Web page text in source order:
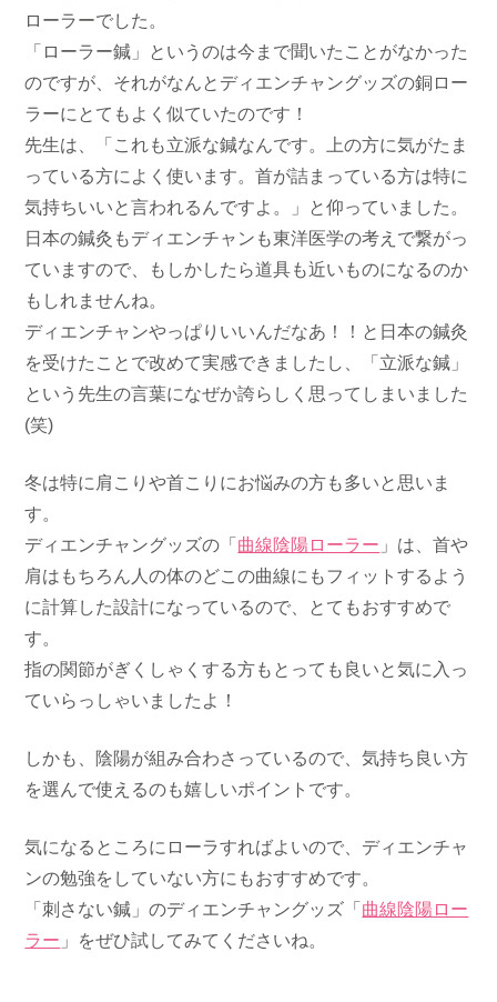
ローラーでした。
「ローラー鍼」というのは今まで聞いたことがなかった
のですが、それがなんとディエンチャングッズの銅ロー
ラーにとてもよく似ていたのです！
先生は、「これも立派な鍼なんです。上の方に気がたま
っている方によく使います。首が詰まっている方は特に
気持ちいいと言われるんですよ。」と仰っていました。
日本の鍼灸もディエンチャンも東洋医学の考えで繋がっ
ていますので、もしかしたら道具も近いものになるのか
もしれませんね。
ディエンチャンやっぱりいいんだなあ！！と日本の鍼灸
を受けたことで改めて実感できましたし、「立派な鍼」
という先生の言葉になぜか誇らしく思ってしまいました
(笑)
冬は特に肩こりや首こりにお悩みの方も多いと思いま
す。
ディエンチャングッズの「 曲線陰陽ローラー 」は、首や
肩はもちろん人の体のどこの曲線にもフィットするよう
に計算した設計になっているので、とてもおすすめで
す。
指の関節がぎくしゃくする方もとっても良いと気に入っ
ていらっしゃいましたよ！
しかも、陰陽が組み合わさっているので、気持ち良い方
を選んで使えるのも嬉しいポイントです。
気になるところにローラすればよいので、ディエンチャ
ンの勉強をしていない方にもおすすめです。
「刺さない鍼」のディエンチャングッズ「 曲線陰陽ロー
ラー 」をぜひ試してみてくださいね。